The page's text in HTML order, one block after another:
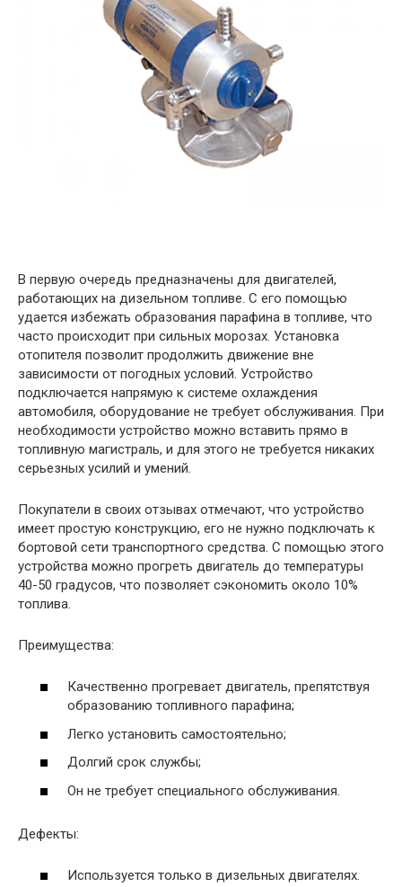
В первую очередь предназначены для двигателей,
работающих на дизельном топливе. С его помощью
удается избежать образования парафина в топливе, что
часто происходит при сильных морозах. Установка
отопителя позволит продолжить движение вне
зависимости от погодных условий. Устройство
подключается напрямую к системе охлаждения
автомобиля, оборудование не требует обслуживания. При
необходимости устройство можно вставить прямо в
топливную магистраль, и для этого не требуется никаких
серьезных усилий и умений.
Покупатели в своих отзывах отмечают, что устройство
имеет простую конструкцию, его не нужно подключать к
бортовой сети транспортного средства. С помощью этого
устройства можно прогреть двигатель до температуры
40-50 градусов, что позволяет сэкономить около 10%
топлива.
Преимущества:
Качественно прогревает двигатель, препятствуя
образованию топливного парафина;
Легко установить самостоятельно;
Долгий срок службы;
Он не требует специального обслуживания.
Дефекты:
Используется только в дизельных двигателях.